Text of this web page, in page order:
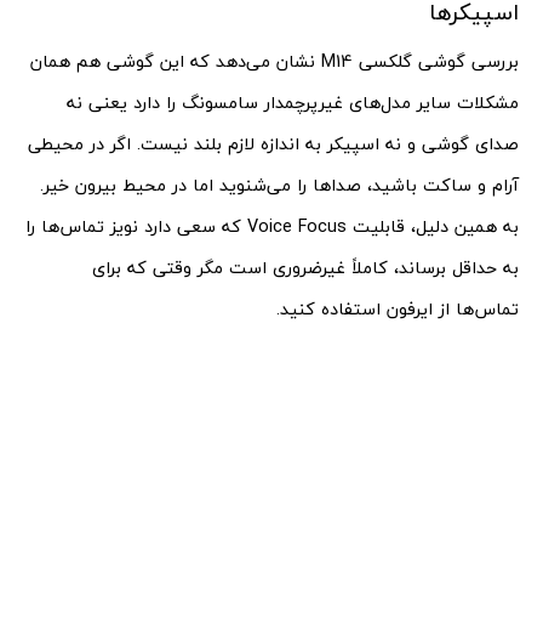
اسپیکرها
بررسی گوشی گلکسی M14 نشان می‌دهد که این گوشی هم همان
مشکلات سایر مدل‌های غیرپرچمدار سامسونگ را دارد یعنی نه
صدای گوشی و نه اسپیکر به اندازه لازم بلند نیست. اگر در محیطی
آرام و ساکت باشید، صداها را می‌شنوید اما در محیط بیرون خیر.
به همین دلیل، قابلیت Voice Focus که سعی دارد نویز تماس‌ها را
به حداقل برساند، کاملاً غیرضروری است مگر وقتی که برای
تماس‌ها از ایرفون استفاده کنید.